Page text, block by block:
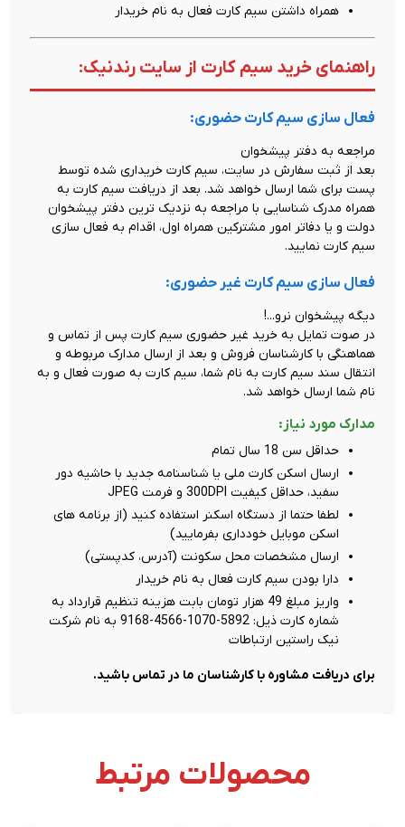
همراه داشتن سیم کارت فعال به نام خریدار
راهنمای خرید سیم کارت از سایت رندنیک:
فعال سازی سیم کارت حضوری:
مراجعه به دفتر پیشخوان
بعد از ثبت سفارش در سایت، سیم کارت خریداری شده توسط
پست برای شما ارسال خواهد شد. بعد از دریافت سیم کارت به
همراه مدرک شناسایی با مراجعه به نزدیک ترین دفتر پیشخوان
دولت و یا دفاتر امور مشترکین همراه اول، اقدام به فعال سازی
سیم کارت نمایید.
فعال سازی سیم کارت غیر حضوری:
دیگه پیشخوان نرو...!
در صوت تمایل به خرید غیر حضوری سیم کارت پس از تماس و
هماهنگی با کارشناسان فروش و بعد از ارسال مدارک مربوطه و
انتقال سند سیم کارت به نام شما، سیم کارت به صورت فعال و به
نام شما ارسال خواهد شد.
مدارک مورد نیاز:
حداقل سن 18 سال تمام
ارسال اسکن کارت ملی یا شناسنامه جدید با حاشیه دور
سفید، حداقل کیفیت 300DPI و فرمت JPEG
لطفا حتما از دستگاه اسکنر استفاده کنید (از برنامه های
اسکن موبایل خودداری بفرمایید)
ارسال مشخصات محل سکونت (آدرس، کدپستی)
دارا بودن سیم کارت فعال به نام خریدار
واریز مبلغ 49 هزار تومان بابت هزینه تنظیم قرارداد به
شماره کارت ذیل: 5892-1070-4566-9168 به نام شرکت
نیک راستین ارتباطات
برای دریافت مشاوره با کارشناسان ما در تماس باشید.
محصولات مرتبط